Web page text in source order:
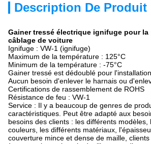
Description De Produit
Gainer tressé électrique ignifuge pour
câblage de voiture
Ignifuge : VW-1 (ignifuge)
Maximum de la température : 125°C
Minimum de la température : -75°C
Gainer tressé est dédoublé pour
Aucun besoin d'enlever le harnais ou
Certifications de rassemblement de ROHS
Résistance de feu : VW-1
Service : Il y a beaucoup de genres de
caractéristiques. Peut être adapté aux
besoins des clients : les différents modèles,
couleurs, les différents matériaux,
couverture mince et dense de maille,